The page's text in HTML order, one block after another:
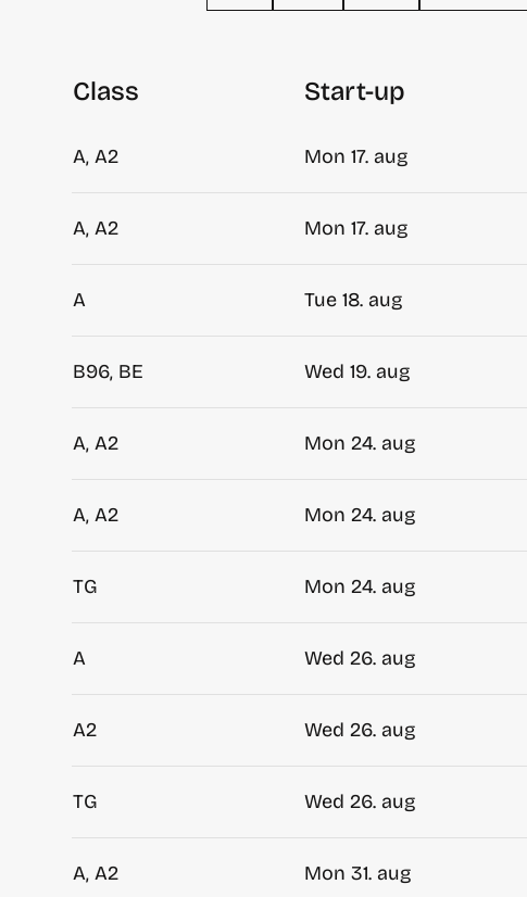
Class Start-up
A, A2 Mon 17. aug
A, A2 Mon 17. aug
A Tue 18. aug
B96, BE Wed 19. aug
A, A2 Mon 24. aug
A, A2 Mon 24. aug
TG Mon 24. aug
A Wed 26. aug
A2 Wed 26. aug
TG Wed 26. aug
A, A2 Mon 31. aug